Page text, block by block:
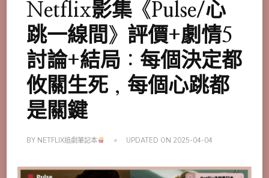
Netflix影集《Pulse/心
跳一線間》評價+劇情5
討論+結局：每個決定都
攸關生死，每個心跳都
是關鍵
BY NETFLIX追劇筆記本 UPDATED ON 2025-04-04